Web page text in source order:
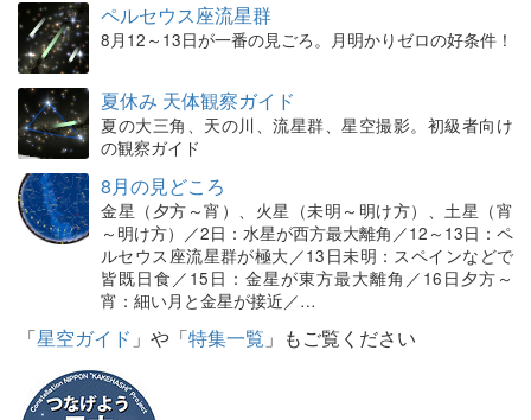
ペルセウス座流星群
8月12～13日が一番の見ごろ。月明かりゼロの好条件！
夏休み 天体観察ガイド
夏の大三角、天の川、流星群、星空撮影。初級者向け
の観察ガイド
8月の見どころ
金星（夕方～宵）、火星（未明～明け方）、土星（宵
～明け方）／2日：水星が西方最大離角／12～13日：ペ
ルセウス座流星群が極大／13日未明：スペインなどで
皆既日食／15日：金星が東方最大離角／16日夕方～
宵：細い月と金星が接近／…
「星空ガイド 」や「特集一覧 」もご覧ください